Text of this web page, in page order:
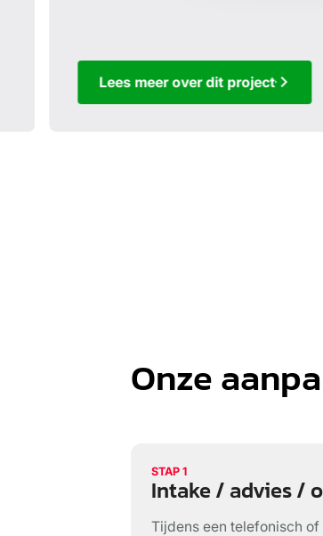
Lees meer over dit project
Onze
STAP 1
Intake / advies /
Tijdens een telefonisch